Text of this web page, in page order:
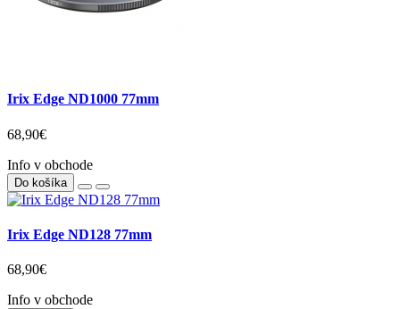
Irix Edge ND1000 77mm
68,90€
Info v obchode
Do košíka
Irix Edge ND128 77mm
68,90€
Info v obchode